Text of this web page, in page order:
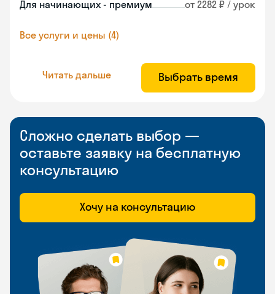
Для начинающих - премиум от 2282 ₽ / урок
Все услуги и цены (4)
Читать дальше Выбрать время
Сложно сделать выбор —
оставьте заявку на бесплатную
консультацию
Хочу на консультацию